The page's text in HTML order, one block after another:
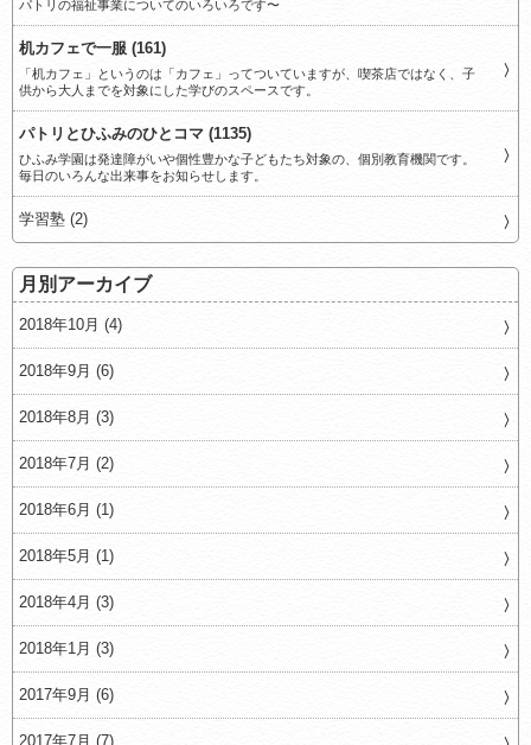
パトリの福祉事業についてのいろいろです〜
机カフェで一服 (161)
「机カフェ」というのは「カフェ」ってついていますが、喫茶店ではなく、子
供から大人までを対象にした学びのスペースです。
パトリとひふみのひとコマ (1135)
ひふみ学園は発達障がいや個性豊かな子どもたち対象の、個別教育機関です。
毎日のいろんな出来事をお知らせします。
学習塾 (2)
月別アーカイブ
2018年10月 (4)
2018年9月 (6)
2018年8月 (3)
2018年7月 (2)
2018年6月 (1)
2018年5月 (1)
2018年4月 (3)
2018年1月 (3)
2017年9月 (6)
2017年7月 (7)